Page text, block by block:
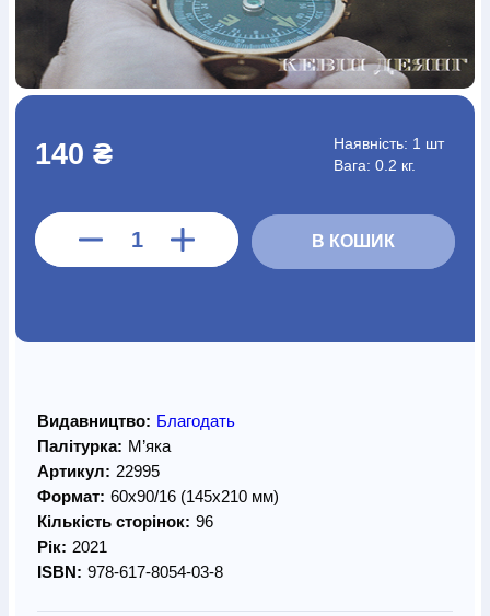
Листівки
Сувенирна продукціяГодинники
Книга в комплекті
За додатковою інформацією дзвоніть за номером:+38
140 ₴ Наявність: 1 шт
Вага: 0.2 кг.
В КОШИК
Видавництво: Благодать
Палітурка: М’яка
Артикул: 22995
Формат: 60х90/16 (145х210 мм)
Кількість сторінок: 96
Рік: 2021
ISBN: 978-617-8054-03-8